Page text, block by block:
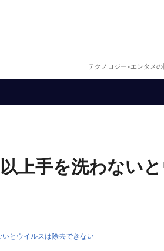
テクノロジー×エンタメ
上手を洗わない
とウイルスは除去できない